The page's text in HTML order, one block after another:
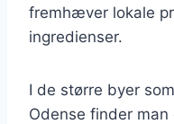
fremhæver lokale
ingredienser.
I de større byer
Odense finder